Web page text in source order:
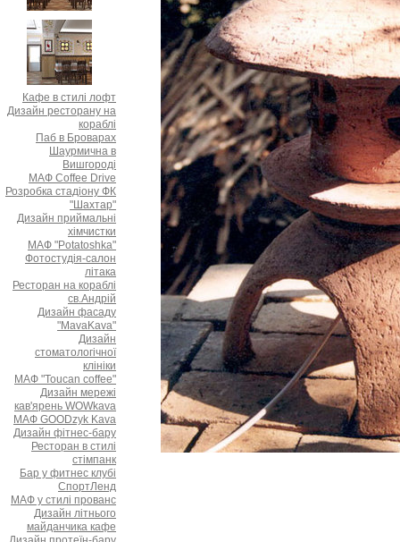
Кафе в стилі лофт
Дизайн ресторану на
кораблі
Паб в Броварах
Шаурмична в
Вишгороді
МАФ Coffee Drive
Розробка стадіону ФК
"Шахтар"
Дизайн приймальні
хімчистки
МАФ "Potatoshka"
Фотостудія-салон
літака
Ресторан на кораблі
св.Андрій
Дизайн фасаду
"MavaKava"
Дизайн
стоматологічної
клініки
МАФ "Toucan coffee"
Дизайн мережі
кав'ярень WOWkava
МАФ GOODzyk Kava
Дизайн фітнес-бару
Ресторан в стилі
стімпанк
Бар у фитнес клубі
СпортЛенд
МАФ у стилі прованс
Дизайн літнього
майданчика кафе